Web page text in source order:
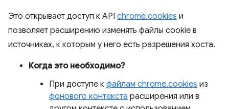
Это открывает доступ к API chrome.cookies и
позволяет расширению изменять файлы cookie в
источниках, к которым у него есть разрешения хоста.
Когда это необходимо?
При доступе к файлам chrome.cookies из
фонового контекста расширения или в